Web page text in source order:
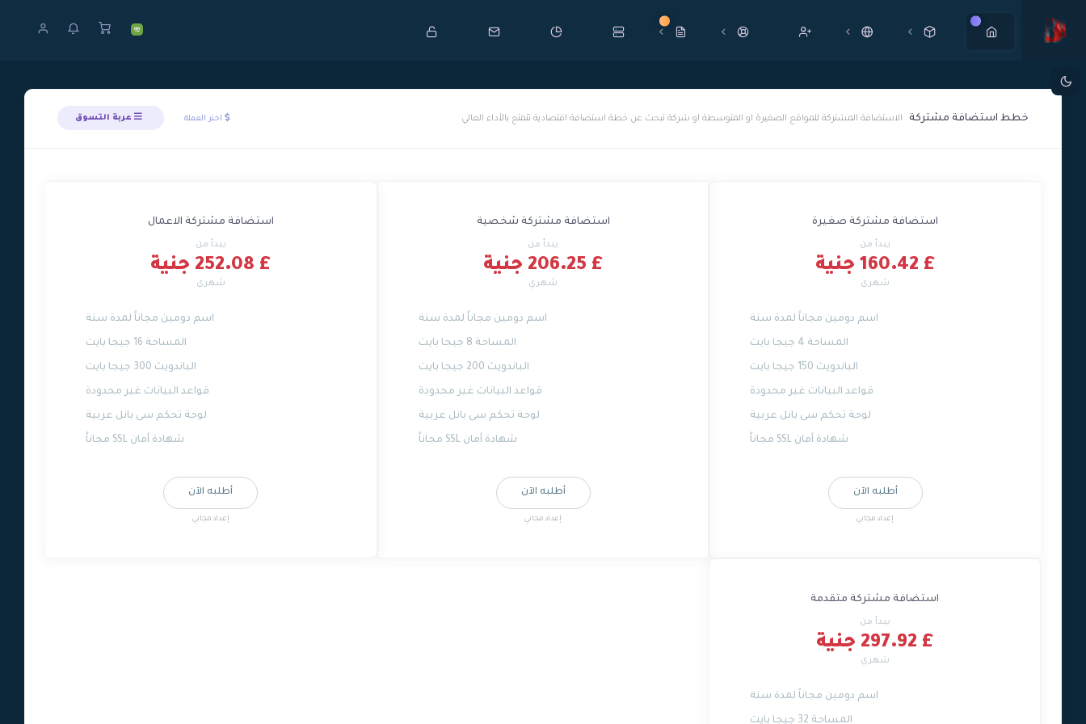
جديد جديد
خطط استضافة مشتركة الاستضافة المشتركة للمواقع الصغيرة او المتوسطة او شركة تبحث عن خطة استضافة اقتصادية تتمتع بالأداء العالي اختر العملة
استضافة مشتركة صغيرة
يبدأ من
£ 160.42 جنية
شهري
اسم دومين مجاناً لمدة سنة
المساحة 4 جيجا بايت
الباندويث 150 جيجا بايت
قواعد البيانات غير محدودة
لوحة تحكم سى بانل عربية
شهادة أمان SSL مجاناً
أطلبه الآن
إعداد مجاني
استضافة مشتركة شخصية
يبدأ من
£ 206.25 جنية
شهري
اسم دومين مجاناً لمدة سنة
المساحة 8 جيجا بايت
الباندويث 200 جيجا بايت
قواعد البيانات غير محدودة
لوحة تحكم سى بانل عربية
شهادة أمان SSL مجاناً
أطلبه الآن
إعداد مجاني
استضافة مشتركة الاعمال
يبدأ من
£ 252.08 جنية
شهري
اسم دومين مجاناً لمدة سنة
المساحة 16 جيجا بايت
الباندويث 300 جيجا بايت
قواعد البيانات غير محدودة
لوحة تحكم سى بانل عربية
شهادة أمان SSL مجاناً
أطلبه الآن
إعداد مجاني
استضافة مشتركة متقدمة
يبدأ من
£ 297.92 جنية
شهري
اسم دومين مجاناً لمدة سنة
المساحة 32 جيجا بايت